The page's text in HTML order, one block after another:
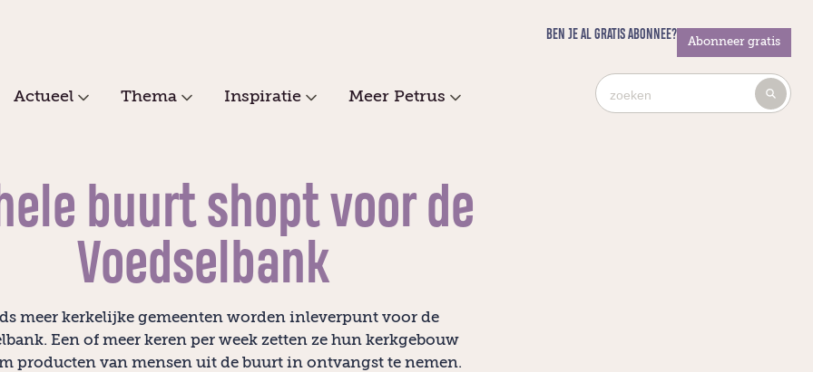
BEN JE AL GRATIS ABONNEE? Abonneer gratis
Actueel Thema Inspiratie Meer Petrus
buurt shopt voor de
Voedselbank
meer kerkelijke gemeenten worden inleverpunt voor de
Een of meer keren per week zetten ze hun kerkgebouw
producten van mensen uit de buurt in ontvangst te nemen.